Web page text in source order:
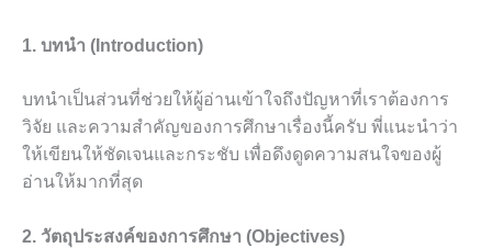
1. บทนำ (Introduction)
บทนำเป็นส่วนที่ช่วยให้ผู้อ่านเข้าใจถึงปัญหาที่เราต้องการ
วิจัย และความสำคัญของการศึกษาเรื่องนี้ครับ พี่แนะนำว่า
ให้เขียนให้ชัดเจนและกระชับ เพื่อดึงดูดความสนใจของผู้
อ่านให้มากที่สุด
2. วัตถุประสงค์ของการศึกษา (Objectives)